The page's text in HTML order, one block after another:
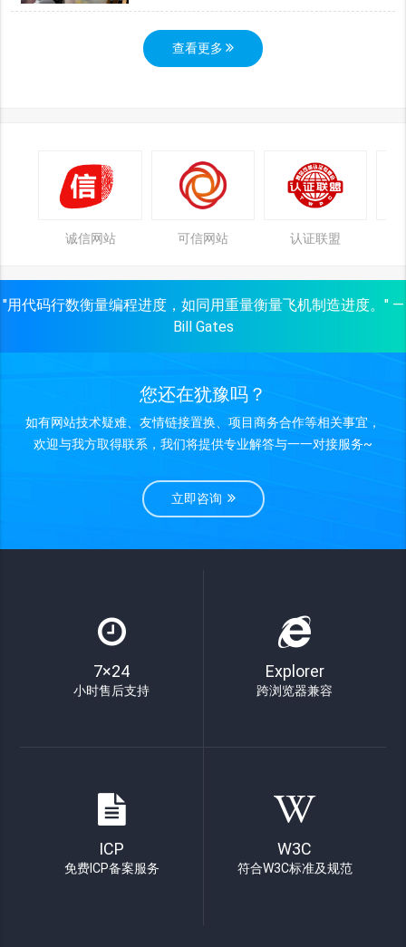
查看更多
诚信网站 可信网站 认证联盟
"用代码行数衡量编程进度，如同用重量衡量飞机制造进度。" —
Bill Gates
您还在犹豫吗？
如有网站技术疑难、友情链接置换、项目商务合作等相关事宜，
欢迎与我方取得联系，我们将提供专业解答与一一对接服务~
立即咨询
7×24
小时售后支持
Explorer
跨浏览器兼容
ICP
免费ICP备案服务
W3C
符合W3C标准及规范